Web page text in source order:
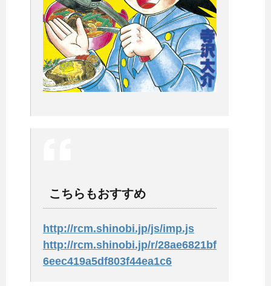
こちらもおすすめ
http://rcm.shinobi.jp/js/imp.js
http://rcm.shinobi.jp/r/28ae6821bf
6eec419a5df803f44ea1c6